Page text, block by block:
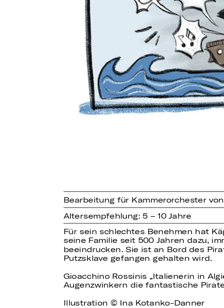
Bearbeitung für Kammerorchester
Altersempfehlung: 5 – 10 Jahre
Für sein schlechtes Benehmen hat
seine Familie seit 500 Jahren dazu,
beeindrucken. Sie ist an Bord des
Putzsklave gefangen gehalten wird.
Gioacchino Rossinis „Italienerin in
Augenzwinkern die fantastische
Illustration © Ina Kotanko-Danner